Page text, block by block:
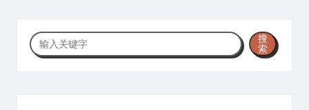
搜
索
搜
索